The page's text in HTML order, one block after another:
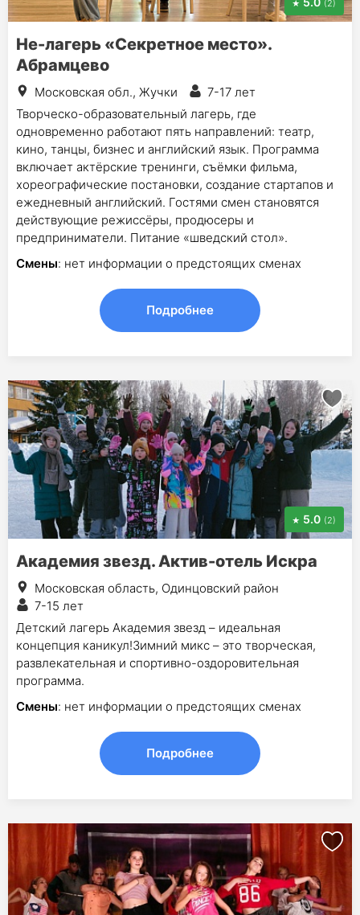
(2)
Не-лагерь «Секретное место».
Абрамцево
Московская обл., Жучки
7-17 лет
Творческо-образовательный лагерь, где
одновременно работают пять направлений: театр,
кино, танцы, бизнес и английский язык. Программа
включает актёрские тренинги, съёмки фильма,
хореографические постановки, создание стартапов и
ежедневный английский. Гостями смен становятся
действующие режиссёры, продюсеры и
предприниматели. Питание «шведский стол».
Смены: нет информации о предстоящих сменах
Подробнее
5.0 (2)
Академия звезд. Актив-отель Искра
Московская область, Одинцовский район
7-15 лет
Детский лагерь Академия звезд – идеальная
концепция каникул!Зимний микс – это творческая,
развлекательная и спортивно-оздоровительная
программа.
Смены: нет информации о предстоящих сменах
Подробнее